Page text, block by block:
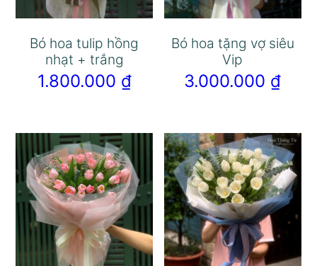
Bó hoa tulip hồng
nhạt + trắng
1.800.000 ₫
Bó hoa tặng vợ siêu
Vip
3.000.000 ₫